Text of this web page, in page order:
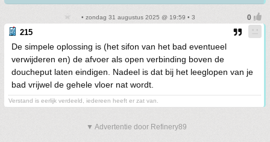
• zondag 31 augustus 2025 @ 19:59 • 3
215
De simpele oplossing is (het sifon van het bad eventueel
verwijderen en) de afvoer als open verbinding boven de
doucheput laten eindigen. Nadeel is dat bij het leeglopen van je
bad vrijwel de gehele vloer nat wordt.
Verstand is eerlijk verdeeld, iedereen heeft er zat van.
▼ Advertentie door Refinery89